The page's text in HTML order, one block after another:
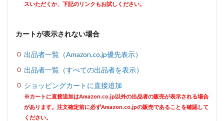
スいただくか、下記のリンクもお試しください。
カートが表示されない場合
出品者一覧（Amazon.co.jp優先表示）
出品者一覧（すべての出品者を表示）
ショッピングカートに直接追加
※カートに直接追加はAmazon.co.jp以外の出品者の販売が表示される場合
があります。注文確定前に必ずAmazon.co.jpの販売であることを確認して
ください。